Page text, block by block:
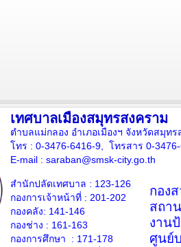
เทศบาลเมืองสมุทรสงคราม
ตำบลแม่กลอง อำเภอเมืองฯ จังหวัดสมุท
โทร : 0-3476-6416-9, โทรสาร 0-
E-mail : saraban@smsk-city.go.th
สำนักปลัดเทศบาล : 123-126
กองการเจ้าหน้าที่ : 201-202
กองคลัง: 141-146
กองช่าง : 161-163
กองการศึกษา : 171-178
กอง
สถา
งาน
ศูนย์